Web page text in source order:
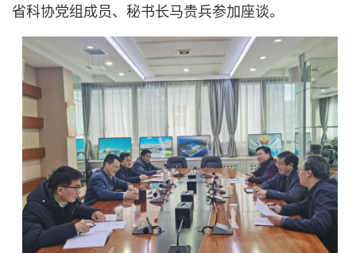
省科协党组成员、秘书长马贵兵参加座谈。